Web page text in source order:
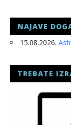
NAJAVE
15.08.2026.
TREBATE